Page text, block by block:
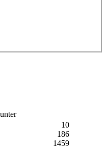
10
186
1459